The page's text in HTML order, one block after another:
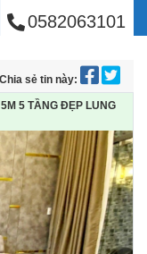
PHÚ
0582063101
Chia sẻ tin này:
5 TẦNG ĐẸP LUNG